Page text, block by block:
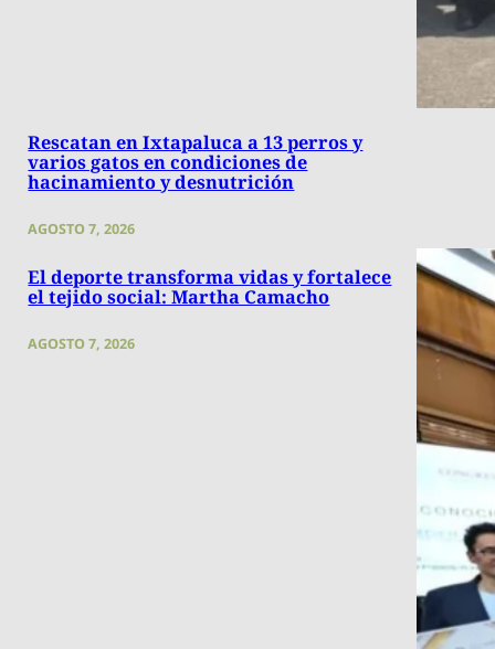
Rescatan en Ixtapaluca a 13 perros y
varios gatos en condiciones de
hacinamiento y desnutrición
AGOSTO 7, 2026
El deporte transforma vidas y fortalece
el tejido social: Martha Camacho
AGOSTO 7, 2026